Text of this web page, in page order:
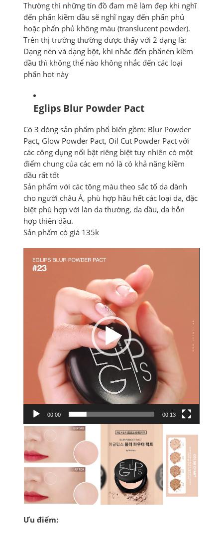
Thường thì những tín đồ đam mê làm đẹp khi nghĩ
đến phấn kiềm dầu sẽ nghĩ ngay đến phấn phủ
hoặc phấn phủ không màu (translucent powder).
Trên thị trường thường được thấy với 2 dạng là:
Dạng nén và dạng bột, khi nhắc đến phấnén kiềm
dầu thì không thể nào không nhắc đến các loại
phấn hot này
Eglips Blur Powder Pact
Có 3 dòng sản phẩm phổ biến gồm: Blur Powder
Pact, Glow Powder Pact, Oil Cut Powder Pact với
các công dụng nổi bật riêng biệt tuy nhiên có một
điểm chung của các em nó là có khả năng kiềm
dầu rất tốt
Sản phẩm với các tông màu theo sắc tố da dành
cho người châu Á, phù hợp hầu hết các loại da, đặc
biệt phù hợp với làn da thường, da dầu, da hỗn
hợp thiên dầu.
Sản phẩm có giá 135k
chơi
00:00 00:13
Ưu điểm: